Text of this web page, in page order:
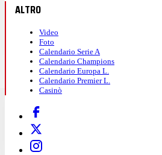
ALTRO
Video
Foto
Calendario Serie A
Calendario Champions
Calendario Europa L.
Calendario Premier L.
Casinò